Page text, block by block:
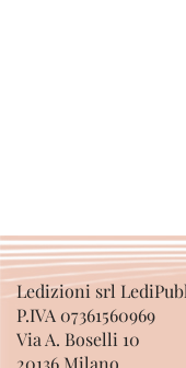
Ledizioni srl
P.IVA 07361560969
Via A. Boselli 10
20136 Milano